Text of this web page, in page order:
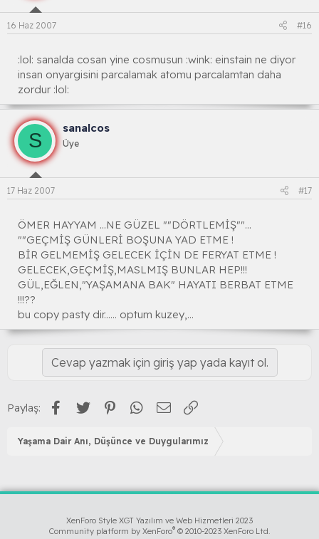
16 Haz 2007 #16
:lol: sanalda cosan yine cosmusun :wink: einstain ne diyor
insan onyargisini parcalamak atomu parcalamtan daha
zordur :lol:
S
sanalcos
Üye
17 Haz 2007 #17
ÖMER HAYYAM ...NE GÜZEL ""DÖRTLEMİŞ""...
""GEÇMİŞ GÜNLERİ BOŞUNA YAD ETME !
BİR GELMEMİŞ GELECEK İÇİN DE FERYAT ETME !
GELECEK,GEÇMİŞ,MASLMIŞ BUNLAR HEP!!!
GÜL,EĞLEN,"YAŞAMANA BAK" HAYATI BERBAT ETME
!!!??
bu copy pasty dir...... optum kuzey,...
Cevap yazmak için giriş yap yada kayıt ol.
Paylaş: Facebook
Twitter PinterestWhatsApp
E-posta
Yaşama Dair Anı, Düşünce ve Duygularımız
XenForo Style XGT Yazılım ve Web Hizmetleri 2023
Community platform by XenForo® © 2010-2023 XenForo Ltd.